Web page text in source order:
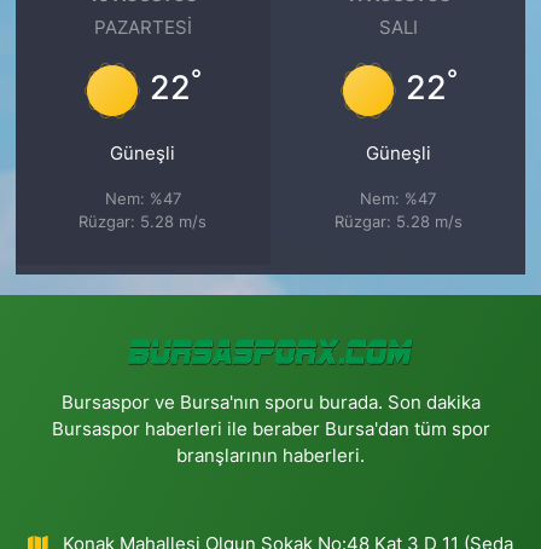
PAZARTESI
22°
Güneşli
Nem: %47
Rüzgar: 5.28 m/s
SALI
22°
Güneşli
Nem: %47
Rüzgar: 5.28 m/s
Bursaspor ve Bursa'nın sporu burada. Son dakika
Bursaspor haberleri ile beraber Bursa'dan tüm spor
branşlarının haberleri.
Konak Mahallesi Olgun Sokak No:48 Kat 3 D 11 (Seda